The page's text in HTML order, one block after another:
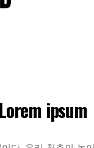
Lorem ipsum